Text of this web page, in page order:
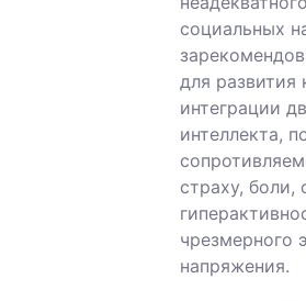
социальных
для развития
интеграции
интеллекта,
страху, боли,
чрезмерного
напряжения.